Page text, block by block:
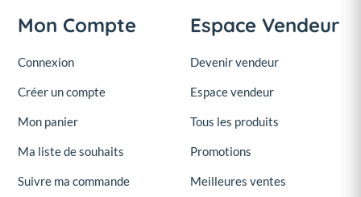
Mon Compte
Connexion
Créer un compte
Mon panier
Ma liste de souhaits
Suivre ma commande
Espace Vendeur
Devenir vendeur
Espace vendeur
Tous les produits
Promotions
Meilleures ventes